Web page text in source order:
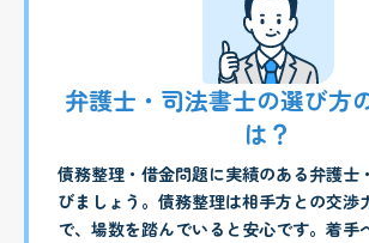
弁護士・司法書士の選び方
は？
債務整理・借金問題に実績のある弁護士
びましょう。債務整理は相手方との交渉
で、場数を踏んでいると安心です。着手